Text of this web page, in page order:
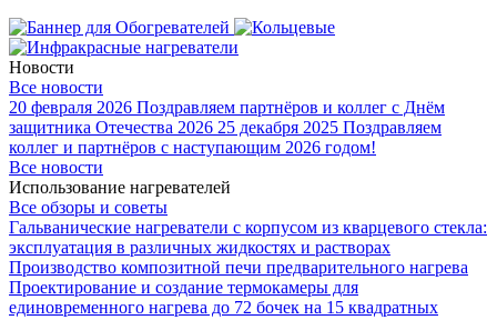
Новости
Все новости
20 февраля 2026 Поздравляем партнёров и коллег с Днём
защитника Отечества 2026 25 декабря 2025 Поздравляем
коллег и партнёров с наступающим 2026 годом!
Все новости
Использование нагревателей
Все обзоры и советы
Гальванические нагреватели с корпусом из кварцевого стекла:
эксплуатация в различных жидкостях и растворах
Производство композитной печи предварительного нагрева
Проектирование и создание термокамеры для
единовременного нагрева до 72 бочек на 15 квадратных